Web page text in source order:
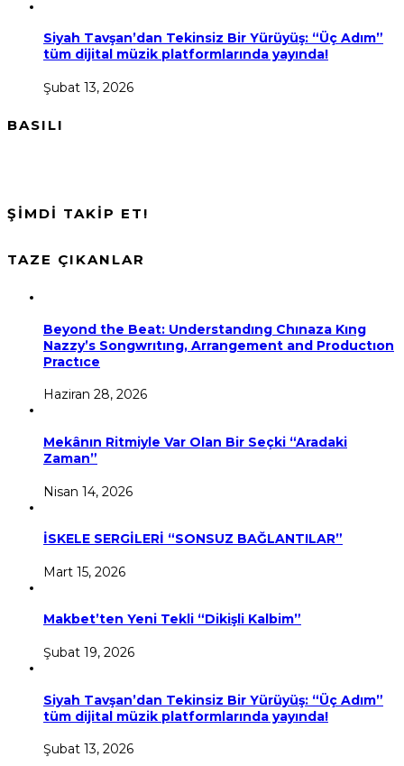
Siyah Tavşan’dan Tekinsiz Bir Yürüyüş: “Üç Adım”
tüm dijital müzik platformlarında yayında!
Şubat 13, 2026
BASILI
ŞİMDİ TAKİP ET!
TAZE ÇIKANLAR
Beyond the Beat: Understandıng Chınaza Kıng
Nazzy’s Songwrıtıng, Arrangement and Productıon
Practıce
Haziran 28, 2026
Mekânın Ritmiyle Var Olan Bir Seçki “Aradaki
Zaman”
Nisan 14, 2026
İSKELE SERGİLERİ “SONSUZ BAĞLANTILAR”
Mart 15, 2026
Makbet’ten Yeni Tekli “Dikişli Kalbim”
Şubat 19, 2026
Siyah Tavşan’dan Tekinsiz Bir Yürüyüş: “Üç Adım”
tüm dijital müzik platformlarında yayında!
Şubat 13, 2026